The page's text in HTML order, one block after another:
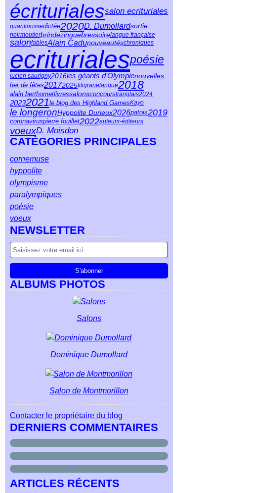
écriturialessalon ecrituriales
quantinossedictée2020D. Dumollardsortie
noirmoutierbrindezinguebressuirelangue française
salonfablesAlain Cadunouveautéschroniques
ecriturialespoésie
lucien saurigny2016les géants d'Olympienouvelles
her de fêtes20172025filigranelangue2018
alain berthometlivressalonsconcoursfranglais2024
20232021le blog des Highland GamesKayo
le longeronHyppolite Durieux2026patois2019
coronaviruspierre fouillet2022auteurs-éditeurs
voeuxD. Moisdon
CATÉGORIES PRINCIPALES
cornemuse
hyppolite
olympisme
paralympiques
poésie
voeux
NEWSLETTER
ALBUMS PHOTOS
Salons
Dominique Dumollard
Salon de Montmorillon
Contacter le propriétaire du blog
DERNIERS COMMENTAIRES
ARTICLES RÉCENTS